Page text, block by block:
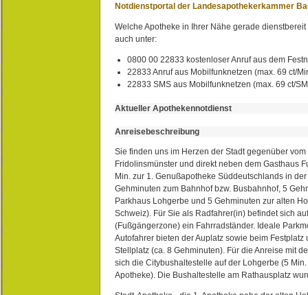
Notdienstportal der Landesapothekerkammer
Welche Apotheke in Ihrer Nähe gerade
auch unter:
0800 00 22833 kostenloser Anruf aus dem
22833 Anruf aus Mobilfunknetzen (max. 69 ct/
22833 SMS aus Mobilfunknetzen (max. 69 ct/
Aktueller Apothekennotdienst
Anreisebeschreibung
Sie finden uns im Herzen der Stadt gegenüber
Fridolinsmünster und direkt neben dem Gasthaus
Min. zur 1. Genußapotheke Süddeutschlands in
Gehminuten zum Bahnhof bzw. Busbahnhof, 5
Parkhaus Lohgerbe und 5 Gehminuten zur alten
Schweiz). Für Sie als Radfahrer(in) befindet sich
(Fußgängerzone) ein Fahrradständer. Ideale
Autofahrer bieten der Auplatz sowie beim Festplatz
Stellplatz (ca. 8 Gehminuten). Für die Anreise mit
sich die Citybushaltestelle auf der Lohgerbe (5
Apotheke). Die Bushaltestelle am Rathausplatz